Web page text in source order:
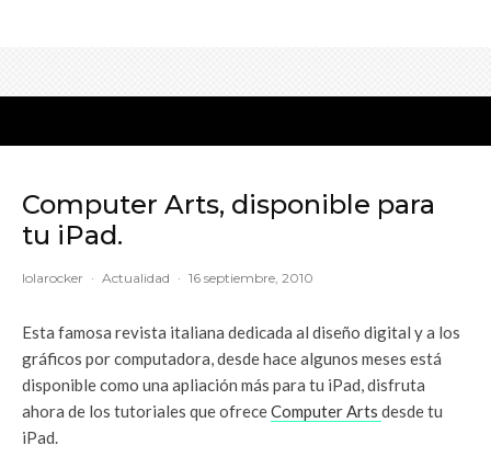
Computer Arts, disponible para
tu iPad.
lolarocker · Actualidad · 16 septiembre, 2010
Esta famosa revista italiana dedicada al diseño digital y a los
gráficos por computadora, desde hace algunos meses está
disponible como una apliación más para tu iPad, disfruta
ahora de los tutoriales que ofreceComputer Arts desde tu
iPad.